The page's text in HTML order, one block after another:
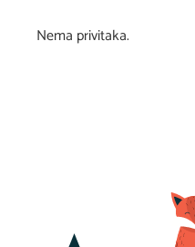
Nema privitaka.